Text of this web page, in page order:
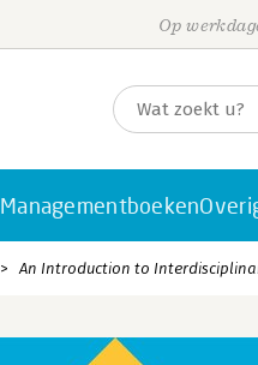
Op
Managementboeken
An Introduction to